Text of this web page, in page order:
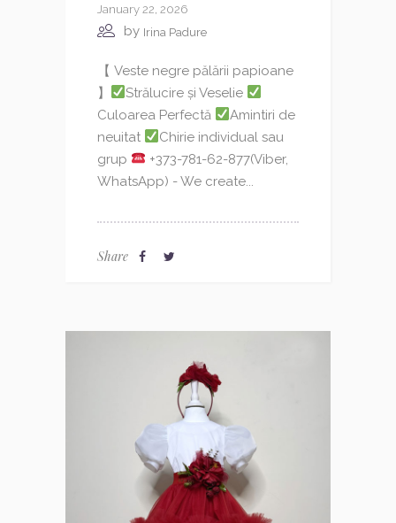
January 22, 2026
by Irina Padure
【 Veste negre pălării papioane
】
Strălucire și Veselie
Culoarea Perfectă
Amintiri de
neuitat
Chirie individual sau
grup
+373-781-62-877(Viber,
WhatsApp) - We create...
Share